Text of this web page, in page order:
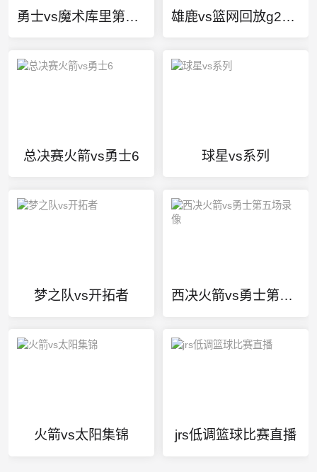
勇士vs魔术库里第四节 雄鹿vs篮网回放g2回放
总决赛火箭vs勇士6 球星vs系列
梦之队vs开拓者 西决火箭vs勇士第五场录像
火箭vs太阳集锦 jrs低调篮球比赛直播